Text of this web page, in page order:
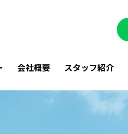
会社概要 スタッフ紹介